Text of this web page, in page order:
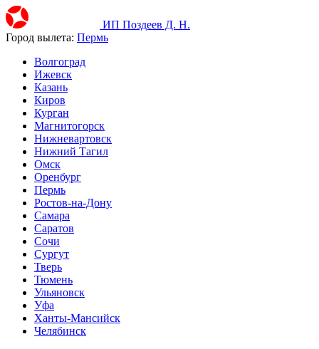
ИП Поздеев Д. Н.
Город вылета: Пермь
Волгоград
Ижевск
Казань
Киров
Курган
Магнитогорск
Нижневартовск
Нижний Тагил
Омск
Оренбург
Пермь
Ростов-на-Дону
Самара
Саратов
Сочи
Сургут
Тверь
Тюмень
Ульяновск
Уфа
Ханты-Мансийск
Челябинск